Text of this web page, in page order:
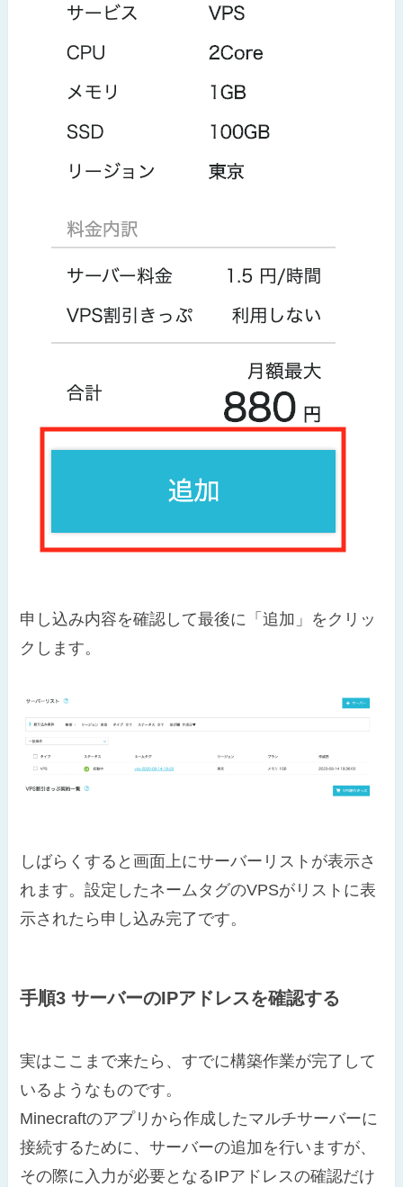
申し込み内容を確認して最後に「追加」をクリッ
クします。
しばらくすると画面上にサーバーリストが表示さ
れます。設定したネームタグのVPSがリストに表
示されたら申し込み完了です。
手順3 サーバーのIPアドレスを確認する
実はここまで来たら、すでに構築作業が完了して
いるようなものです。
Minecraftのアプリから作成したマルチサーバーに
接続するために、サーバーの追加を行いますが、
その際に入力が必要となるIPアドレスの確認だけ